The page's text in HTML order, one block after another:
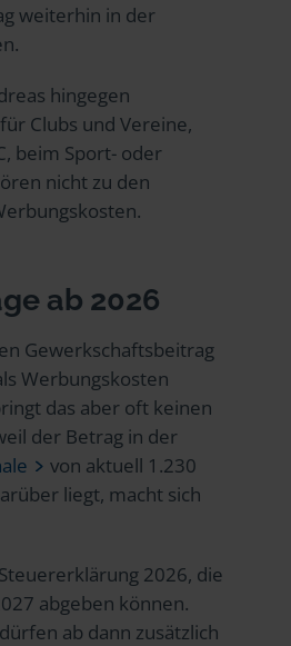
weiterhin in der
hingegen
Clubs und Vereine,
beim Sport- oder
nicht zu den
ab 2026
Gewerkschaftsbeitrag
Werbungskosten
das aber oft keinen
der Betrag in der
von aktuell 1.230
liegt, macht sich
2026, die
abgeben können.
ab dann zusätzlich